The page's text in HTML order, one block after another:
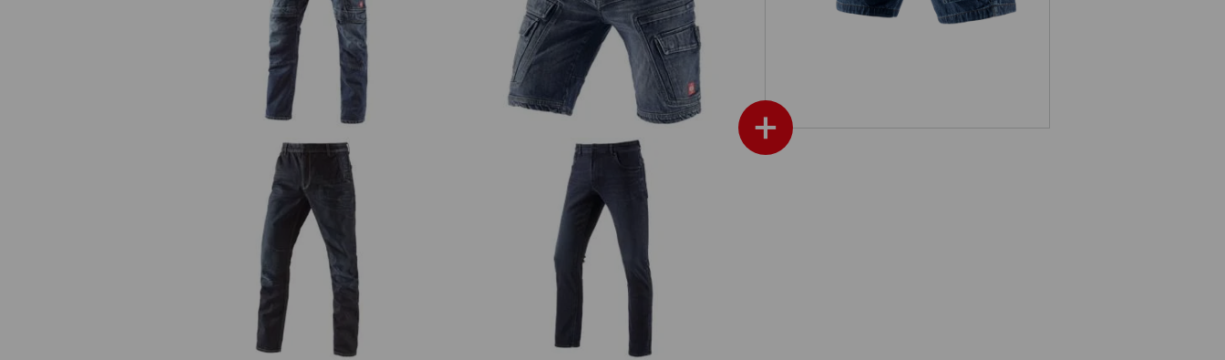
+
e.s. Cargo Worker jeans POWERdenim
e.s. Cargo Worker jeans-shorts
POWERdenim
e.s. 5-Pocket jeans POWERdenim e.s. 5-pocket-stretch-vinterjeans